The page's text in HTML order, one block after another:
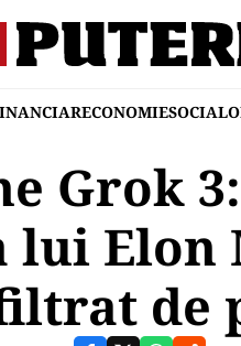
ECONOMIESOCIAL
Grok
Elon
de